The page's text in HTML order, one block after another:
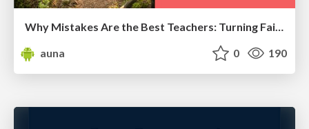
Why Mistakes Are the Best Teachers: Turning Failure into a Pathway for Growth
auna
0 190